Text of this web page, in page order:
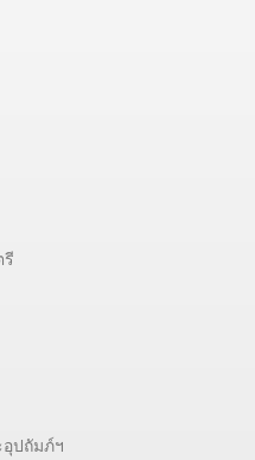
รี
ปถัมภ์ฯ